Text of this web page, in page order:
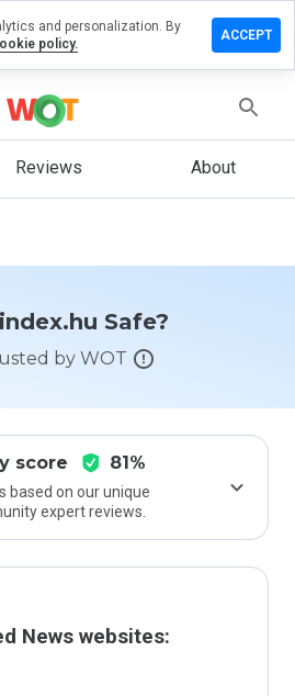
Reviews About
Safe?
by WOT
score 81%
based on our unique
expert reviews.
News websites:
and personalization. By
policy.
ACCEPT